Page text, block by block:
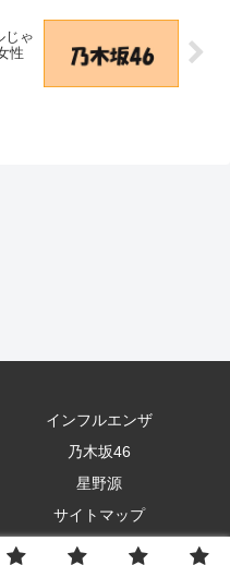
じゃ
性
インフルエンザ
乃木坂46
星野源
サイトマップ
のお話 All Rights Reserved.